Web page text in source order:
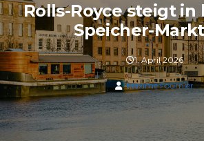
Rolls-Royce steigt in
Speicher-
1. April 2026
Maxime Fournier